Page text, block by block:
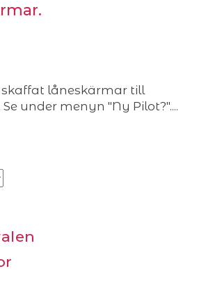
låneskärmar till
under menyn "Ny Pilot?"....